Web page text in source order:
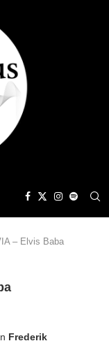
– Elvis Baba
Frederik